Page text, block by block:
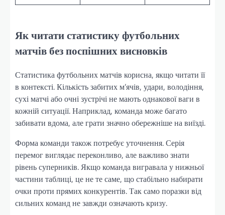
Як читати статистику футбольних
матчів без поспішних висновків
Статистика футбольних матчів корисна, якщо читати її
в контексті. Кількість забитих м’ячів, удари, володіння,
сухі матчі або очні зустрічі не мають однакової ваги в
кожній ситуації. Наприклад, команда може багато
забивати вдома, але грати значно обережніше на виїзді.
Форма команди також потребує уточнення. Серія
перемог виглядає переконливо, але важливо знати
рівень суперників. Якщо команда вигравала у нижньої
частини таблиці, це не те саме, що стабільно набирати
очки проти прямих конкурентів. Так само поразки від
сильних команд не завжди означають кризу.